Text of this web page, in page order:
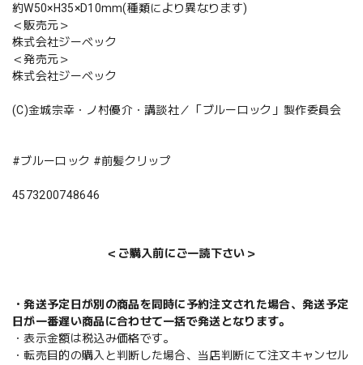
約W50×H35×D10mm(種類により異なります)
＜販売元＞
株式会社ジーベック
＜発売元＞
株式会社ジーベック
(C)金城宗幸・ノ村優介・講談社／「ブルーロック」製作委員会
#ブルーロック #前髪クリップ
4573200748646
＜ご購入前にご一読下さい＞
・発送予定日が別の商品を同時に予約注文された場合、発送予定
日が一番遅い商品に合わせて一括で発送となります。
・表示金額は税込み価格です。
・転売目的の購入と判断した場合、当店判断にて注文キャンセル